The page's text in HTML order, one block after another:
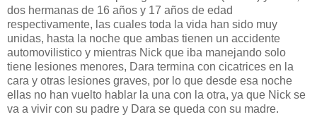
dos hermanas de 16 años y 17 años de edad
respectivamente, las cuales toda la vida han sido muy
unidas, hasta la noche que ambas tienen un accidente
automovilistico y mientras Nick que iba manejando solo
tiene lesiones menores, Dara termina con cicatrices en la
cara y otras lesiones graves, por lo que desde esa noche
ellas no han vuelto hablar la una con la otra, ya que Nick se
va a vivir con su padre y Dara se queda con su madre.